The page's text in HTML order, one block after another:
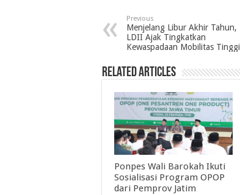
Previous
Menjelang Libur Akhir Tahun,
LDII Ajak Tingkatkan
Kewaspadaan Mobilitas Tinggi
Related Articles
Ponpes Wali Barokah Ikuti
Sosialisasi Program OPOP
dari Pemprov Jatim